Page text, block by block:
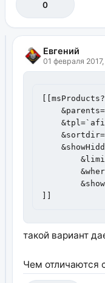
0
Евгений
01 февраля
[[msProducts?
такой вариант
Чем отличаются